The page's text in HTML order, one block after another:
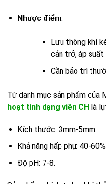
Nhược điểm:
Lưu thông khí
cản trở, áp suất
Cần bảo trì
Từ danh mục sản phẩm của
hoạt tính dạng viên CH là
Kích thước: 3mm-5mm.
Khả năng hấp phụ: 40-60%.
Độ pH: 7-8.